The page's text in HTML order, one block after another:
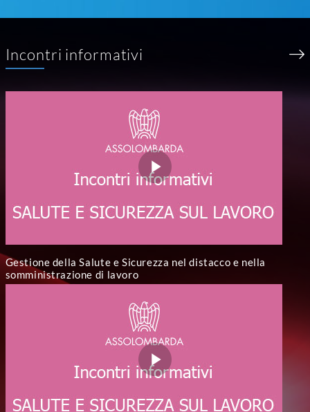
Incontri informativi
Gestione della Salute e Sicurezza nel distacco e nella
somministrazione di lavoro